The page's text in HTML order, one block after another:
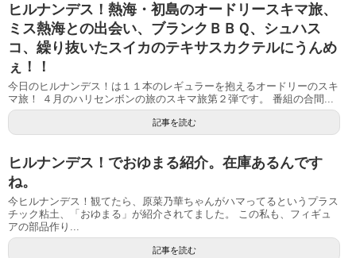
ヒルナンデス！熱海・初島のオードリースキマ旅、
ミス熱海との出会い、ブランクＢＢＱ、シュハス
コ、繰り抜いたスイカのテキサスカクテルにうんめ
ぇ！！
今日のヒルナンデス！は１１本のレギュラーを抱えるオードリーのスキ
マ旅！ ４月のハリセンボンの旅のスキマ旅第２弾です。 番組の合間...
記事を読む
ヒルナンデス！でおゆまる紹介。在庫あるんです
ね。
今ヒルナンデス！観てたら、原菜乃華ちゃんがハマってるというプラス
チック粘土、「おゆまる」が紹介されてました。 この私も、フィギュ
アの部品作り...
記事を読む